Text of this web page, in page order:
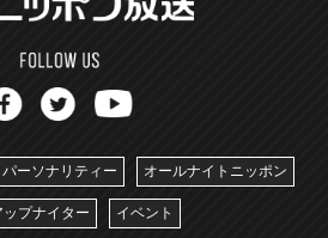
ーソナリティー オールナイトニッポン
ップナイター イベント